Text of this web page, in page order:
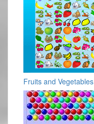
Fruits and Vegetables